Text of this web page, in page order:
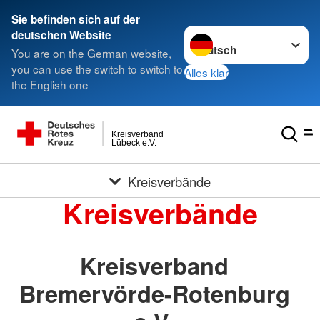
Sie befinden sich auf der
deutschen Website
You are on the German website,
you can use the switch to switch to
the English one
Sprache wechseln zu
Alles klar
Lübeck e.V.
Kreisverband
Kreisverbände
Kreisverbände
Kreisverband
Bremervörde-Rotenburg